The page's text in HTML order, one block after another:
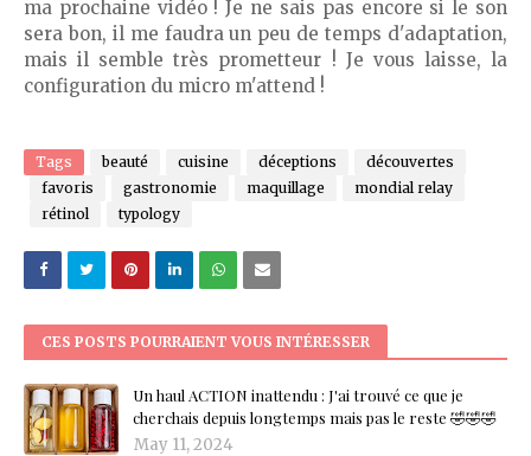
ma prochaine vidéo ! Je ne sais pas encore si le son
sera bon, il me faudra un peu de temps d'adaptation,
mais il semble très prometteur ! Je vous laisse, la
configuration du micro m'attend !
Tags beauté cuisine déceptions
découvertes
favoris
gastronomie maquillage
mondial relay
rétinol
typology
CES POSTS POURRAIENT VOUS INTÉRESSER
Un haul ACTION inattendu : J'ai trouvé ce que je
cherchais depuis longtemps mais pas le reste 🤣🤣🤣
May 11, 2024